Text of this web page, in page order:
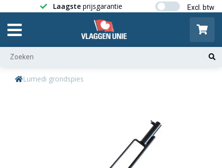
Laagste prijsgarantie Gratis
Lumedi grondspies